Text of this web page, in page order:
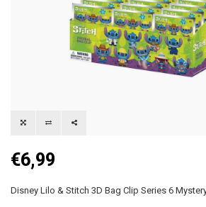
€6,99
Disney Lilo & Stitch 3D Bag Clip Series 6